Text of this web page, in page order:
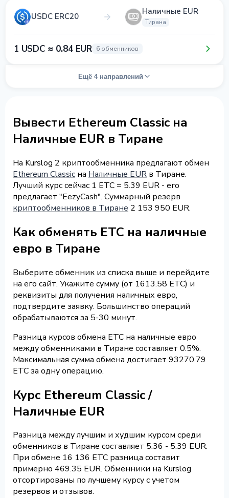
USDC ERC20 Наличные EUR
Тирана
1 USDC ≈ 0.84 EUR 6 обменников
Ещё 4 направлений
Вывести Ethereum Classic на
Наличные EUR в Тиране
На Kurslog 2 криптообменника предлагают обмен
Ethereum Classic на Наличные EUR в Тиране.
Лучший курс сейчас 1 ETC = 5.39 EUR - его
предлагает "EezyCash". Суммарный резерв
криптообменников в Тиране 2 153 950 EUR.
Как обменять ETC на наличные
евро в Тиране
Выберите обменник из списка выше и перейдите
на его сайт. Укажите сумму (от 1613.58 ETC) и
реквизиты для получения наличных евро,
подтвердите заявку. Большинство операций
обрабатываются за 5-30 минут.
Разница курсов обмена ETC на наличные евро
между обменниками в Тиране составляет 0.5%.
Максимальная сумма обмена достигает 93270.79
ETC за одну операцию.
Курс Ethereum Classic /
Наличные EUR
Разница между лучшим и худшим курсом среди
обменников в Тиране составляет 5.36 - 5.39 EUR.
При обмене 16 136 ETC разница составит
примерно 469.35 EUR. Обменники на Kurslog
отсортированы по лучшему курсу с учетом
резервов и отзывов.